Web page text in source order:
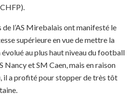
l’AS Mirebalais ont manifesté le
supérieure en vue de mettre la
au plus haut niveau du football
Nancy et SM Caen, mais en raison
il a profité pour stopper de très tôt